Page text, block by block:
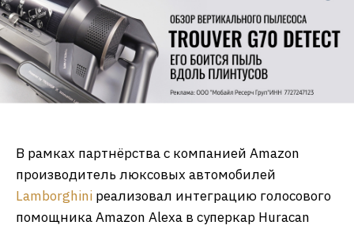
В рамках партнёрства с компанией Amazon
производитель люксовых автомобилей
Lamborghini реализовал интеграцию голосового
помощника Amazon Alexa в суперкар Huracan